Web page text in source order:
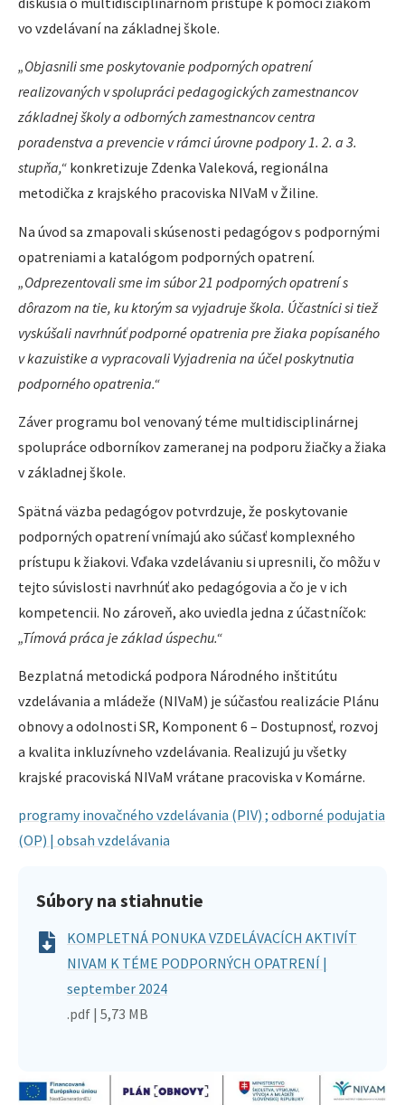
vo vzdelávaní na základnej škole.
„Objasnili sme poskytovanie podporných opatrení
realizovaných v spolupráci pedagogických zamestnancov
základnej školy a odborných zamestnancov centra
poradenstva a prevencie v rámci úrovne podpory 1. 2. a 3.
stupňa,“ konkretizuje Zdenka Valeková, regionálna
metodička z krajského pracoviska NIVaM v Žiline.
Na úvod sa zmapovali skúsenosti pedagógov s podpornými
opatreniami a katalógom podporných opatrení.
„Odprezentovali sme im súbor 21 podporných opatrení s
dôrazom na tie, ku ktorým sa vyjadruje škola. Účastníci si tiež
vyskúšali navrhnúť podporné opatrenia pre žiaka popísaného
v kazuistike a vypracovali Vyjadrenia na účel poskytnutia
podporného opatrenia.“
Záver programu bol venovaný téme multidisciplinárnej
spolupráce odborníkov zameranej na podporu žiačky a žiaka
v základnej škole.
Spätná väzba pedagógov potvrdzuje, že poskytovanie
podporných opatrení vnímajú ako súčasť komplexného
prístupu k žiakovi. Vďaka vzdelávaniu si upresnili, čo môžu v
tejto súvislosti navrhnúť ako pedagógovia a čo je v ich
kompetencii. No zároveň, ako uviedla jedna z účastníčok:
„Tímová práca je základ úspechu.“
Bezplatná metodická podpora Národného inštitútu
vzdelávania a mládeže (NIVaM) je súčasťou realizácie Plánu
obnovy a odolnosti SR, Komponent 6 – Dostupnosť, rozvoj
a kvalita inkluzívneho vzdelávania. Realizujú ju všetky
krajské pracoviská NIVaM vrátane pracoviska v Komárne.
programy inovačného vzdelávania (PIV) ; odborné podujatia
(OP) | obsah vzdelávania
Súbory na stiahnutie
KOMPLETNÁ PONUKA VZDELÁVACÍCH AKTIVÍT
NIVAM K TÉME PODPORNÝCH OPATRENÍ |
september 2024
.pdf | 5,73 MB